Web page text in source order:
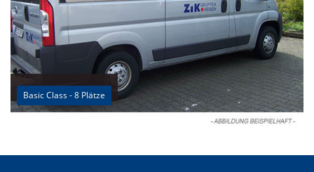
Basic Class - 8 Plätze